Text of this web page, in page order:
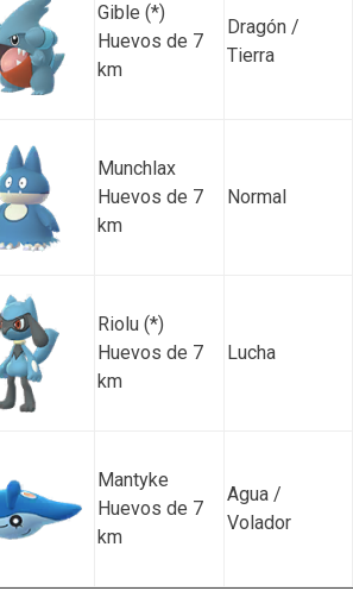
Gible (*)
Huevos de 7
km
Dragón /
Tierra
Munchlax
Huevos de 7
km
Normal
Riolu (*)
Huevos de 7
km
Lucha
Mantyke
Huevos de 7
km
Agua /
Volador